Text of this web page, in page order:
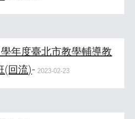
學年度臺北市教學輔導教
(回流)- 2023-02-23